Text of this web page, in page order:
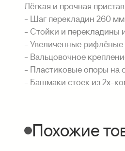
Лёгкая и прочная
- Шаг перекладин 260 мм
- Стойки и перекладины
- Увеличенные
- Вальцовочное
- Пластиковые опоры на
- Башмаки стоек из 2х-
Похожие